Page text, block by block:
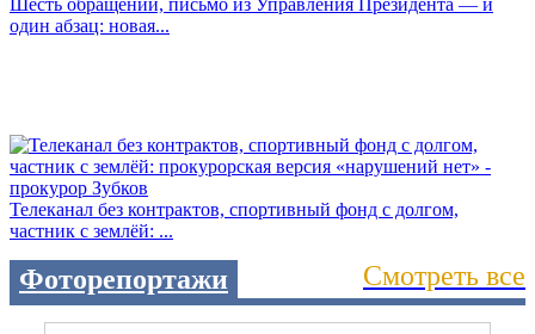
Шесть обращений, письмо из Управления Президента — и
один абзац: новая...
Телеканал без контрактов, спортивный фонд с долгом,
частник с землёй: ...
Фоторепортажи Смотреть все